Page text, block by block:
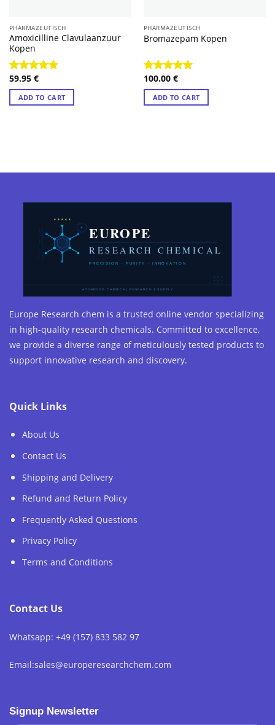
PHARMAZEUTISCH
Amoxicilline Clavulaanzuur
Kopen
Rated4.89
out of 5
59.95 €
ADD TO CART
PHARMAZEUTISCH
Bromazepam Kopen
Rated 4.89
out of 5
100.00 €
ADD TO CART
Europe Research chem is a trusted online vendor specializing
in high-quality research chemicals. Committed to excellence,
we provide a diverse range of meticulously tested products to
support innovative research and discovery.
Quick Links
About Us
Contact Us
Shipping and Delivery
Refund and Return Policy
Frequently Asked Questions
Privacy Policy
Terms and Conditions
Contact Us
Whatsapp: +49 (157) 833 582 97
Email:sales@europeresearchchem.com
Signup Newsletter